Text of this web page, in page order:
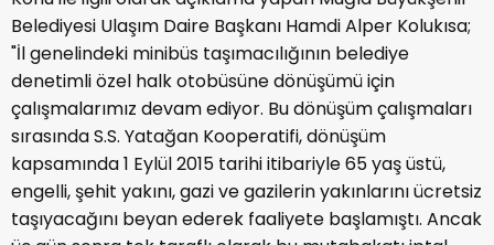
Belediyesi Ulaşım Daire Başkanı Hamdi Alper Kolukısa;
"İl genelindeki minibüs taşımacılığının belediye
denetimli özel halk otobüsüne dönüşümü için
çalışmalarımız devam ediyor. Bu dönüşüm çalışmaları
sırasında S.S. Yatağan Kooperatifi, dönüşüm
kapsamında 1 Eylül 2015 tarihi itibariyle 65 yaş üstü,
engelli, şehit yakını, gazi ve gazilerin yakınlarını ücretsiz
taşıyacağını beyan ederek faaliyete başlamıştı. Ancak